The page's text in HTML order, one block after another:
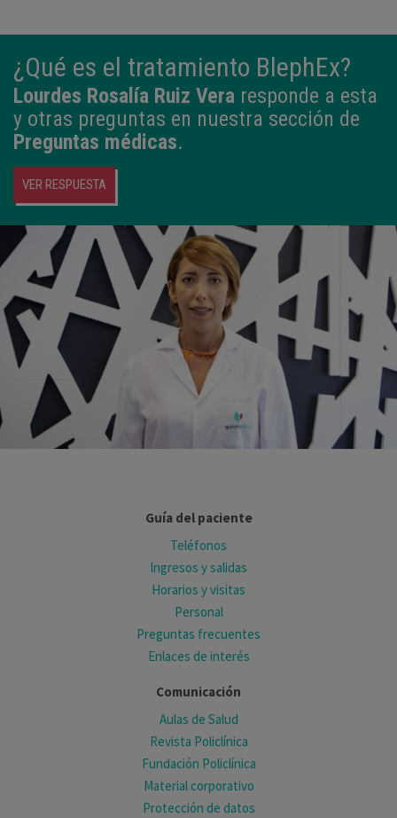
¿Qué es el tratamiento BlephEx?
Lourdes Rosalía Ruiz Vera responde a esta
y otras preguntas en nuestra sección de
Preguntas médicas.
VER RESPUESTA
Guía del paciente
Teléfonos
Ingresos y salidas
Horarios y visitas
Personal
Preguntas frecuentes
Enlaces de interés
Comunicación
Aulas de Salud
Revista Policlínica
Fundación Policlínica
Material corporativo
Protección de datos